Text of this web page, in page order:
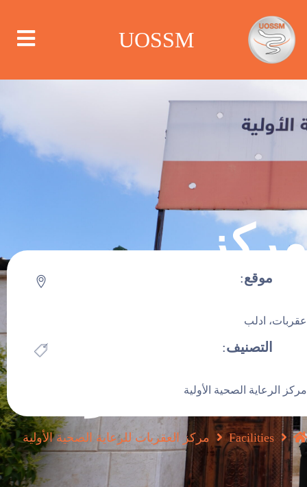
UOSSM
من نحن
ماذا نعمل
الحملات
مركز الإعلام
تواصل معنا
مركز
العقربات
للرعاية
الصحية الأولية
Facilities مركز العقربات للرعاية الصحية الأولية
موقع:
عقربات، ادلب
التصنيف:
مركز الرعاية الصحية الأولية